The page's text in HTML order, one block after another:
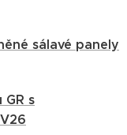
sálavé panely
s